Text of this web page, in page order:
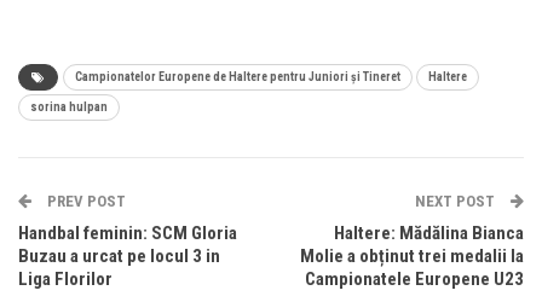
Campionatelor Europene de Haltere pentru Juniori și Tineret Haltere
sorina hulpan
PREV POST
Handbal feminin: SCM Gloria
Buzau a urcat pe locul 3 in
Liga Florilor
NEXT POST
Haltere: Mădălina Bianca
Molie a obținut trei medalii la
Campionatele Europene U23